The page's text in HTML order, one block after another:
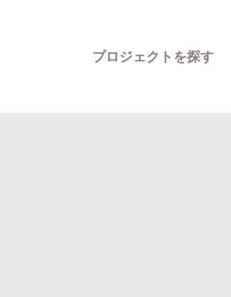
プロジェクトを探す